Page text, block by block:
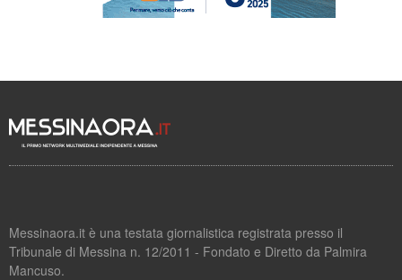
Messinaora.it è una testata giornalistica registrata presso il
Tribunale di Messina n. 12/2011 - Fondato e Diretto da Palmira
Mancuso.